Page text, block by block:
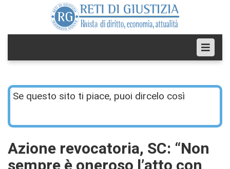
Se questo sito ti piace, puoi dircelo così
Azione revocatoria, SC: “Non